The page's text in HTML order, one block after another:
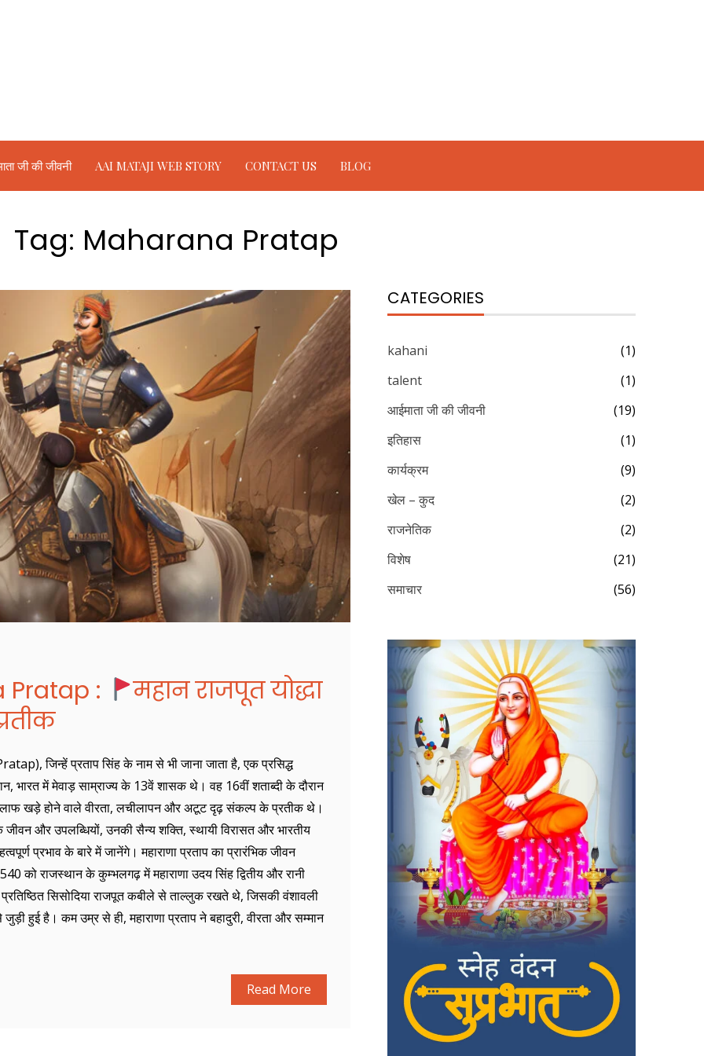
जी की जीवनी AAI MATAJI WEB STORY CONTACT US BLOG
Tag: Maharana Pratap
Pratap :
महान राजपूत योद्धा
जिन्हें प्रताप सिंह के नाम से भी जाना जाता है, एक प्रसिद्ध
भारत में मेवाड़ साम्राज्य के 13वें शासक थे। वह 16वीं शताब्दी के दौरान
खड़े होने वाले वीरता, लचीलापन और अटूट दृढ़ संकल्प के प्रतीक थे।
और उपलब्धियों, उनकी सैन्य शक्ति, स्थायी विरासत और भारतीय
प्रभाव के बारे में जानेंगे। महाराणा प्रताप का प्रारंभिक जीवन
को राजस्थान के कुम्भलगढ़ में महाराणा उदय सिंह द्वितीय और रानी
सिसोदिया राजपूत कबीले से ताल्लुक रखते थे, जिसकी वंशावली
से जुड़ी हुई है। कम उम्र से ही, महाराणा प्रताप ने बहादुरी, वीरता और सम्मान
Read More
CATEGORIES
kahani
(1)
talent
(1)
आईमाता जी की जीवनी
(19)
इतिहास
(1)
कार्यक्रम
(9)
खेल – कुद
(2)
राजनेतिक
(2)
विशेष
(21)
समाचार
(56)